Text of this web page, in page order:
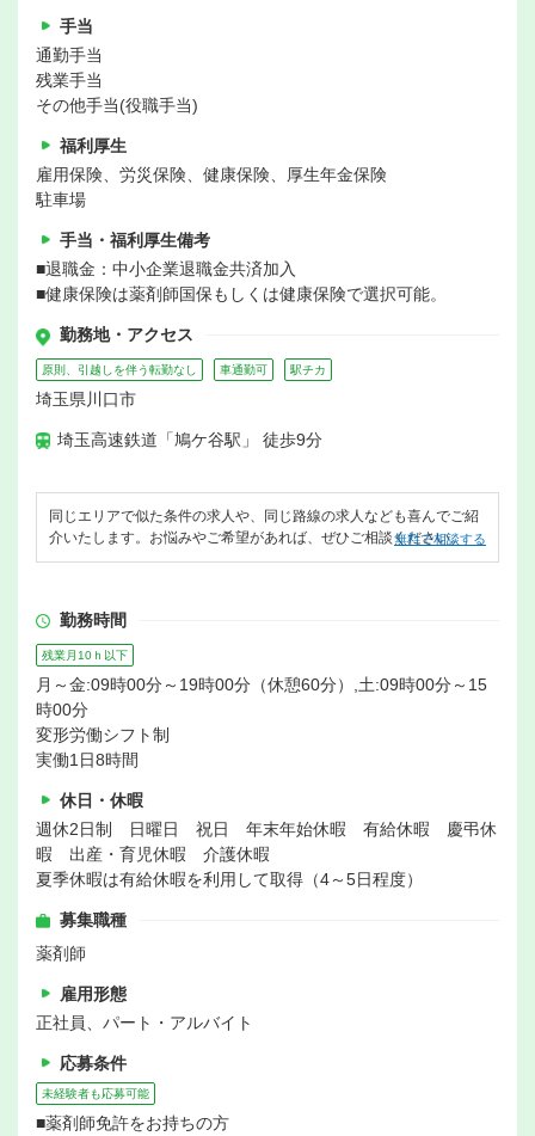
手当
通勤手当
残業手当
その他手当(役職手当)
福利厚生
雇用保険、労災保険、健康保険、厚生年金保険
駐車場
手当・福利厚生備考
■退職金：中小企業退職金共済加入
■健康保険は薬剤師国保もしくは健康保険で選択可能。
勤務地・アクセス
原則、引越しを伴う転勤なし 車通勤可 駅チカ
埼玉県川口市
埼玉高速鉄道「鳩ケ谷駅」 徒歩9分
同じエリアで似た条件の求人や、同じ路線の求人なども喜んでご紹
介いたします。お悩みやご希望があれば、ぜひご相談ください。
無料で相談する
勤務時間
残業月10ｈ以下
月～金:09時00分～19時00分（休憩60分）,土:09時00分～15
時00分
変形労働シフト制
実働1日8時間
休日・休暇
週休2日制 日曜日 祝日 年末年始休暇 有給休暇 慶弔休
暇 出産・育児休暇 介護休暇
夏季休暇は有給休暇を利用して取得（4～5日程度）
募集職種
薬剤師
雇用形態
正社員、パート・アルバイト
応募条件
未経験者も応募可能
■薬剤師免許をお持ちの方